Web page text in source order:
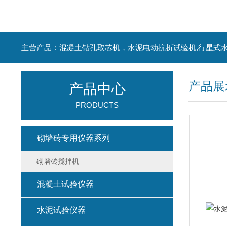
产品
产品中心
PRODUCTS
砌墙砖专用仪器系列
砌墙砖搅拌机
混凝土试验仪器
水泥试验仪器